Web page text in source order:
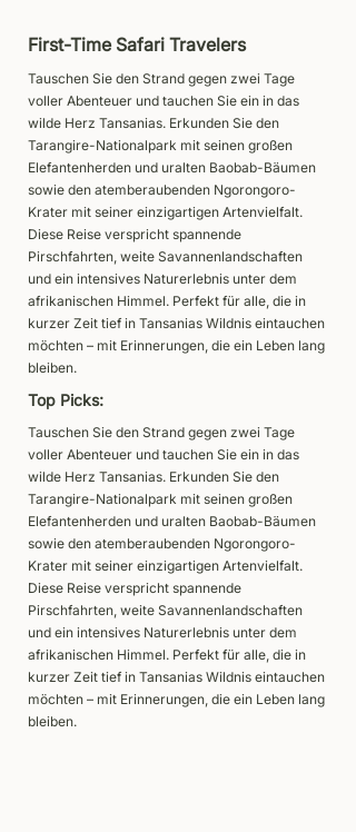
First-Time Safari Travelers
Tauschen Sie den Strand gegen zwei Tage
voller Abenteuer und tauchen Sie ein in das
wilde Herz Tansanias. Erkunden Sie den
Tarangire-Nationalpark mit seinen großen
Elefantenherden und uralten Baobab-Bäumen
sowie den atemberaubenden Ngorongoro-
Krater mit seiner einzigartigen Artenvielfalt.
Diese Reise verspricht spannende
Pirschfahrten, weite Savannenlandschaften
und ein intensives Naturerlebnis unter dem
afrikanischen Himmel. Perfekt für alle, die in
kurzer Zeit tief in Tansanias Wildnis eintauchen
möchten – mit Erinnerungen, die ein Leben lang
bleiben.
Top Picks:
Tauschen Sie den Strand gegen zwei Tage
voller Abenteuer und tauchen Sie ein in das
wilde Herz Tansanias. Erkunden Sie den
Tarangire-Nationalpark mit seinen großen
Elefantenherden und uralten Baobab-Bäumen
sowie den atemberaubenden Ngorongoro-
Krater mit seiner einzigartigen Artenvielfalt.
Diese Reise verspricht spannende
Pirschfahrten, weite Savannenlandschaften
und ein intensives Naturerlebnis unter dem
afrikanischen Himmel. Perfekt für alle, die in
kurzer Zeit tief in Tansanias Wildnis eintauchen
möchten – mit Erinnerungen, die ein Leben lang
bleiben.